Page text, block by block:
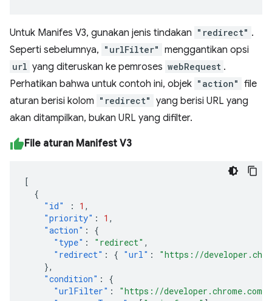
Untuk Manifes V3, gunakan jenis tindakan "redirect" .
Seperti sebelumnya, "urlFilter" menggantikan opsi
url yang diteruskan ke pemroses webRequest .
Perhatikan bahwa untuk contoh ini, objek "action" file
aturan berisi kolom "redirect" yang berisi URL yang
akan ditampilkan, bukan URL yang difilter.
File aturan Manifest V3
[
{
"id"
: 1 ,
"priority" : 1 ,
"action" :
{
"type" : "redirect" ,
"redirect" : { "url" :
"https://
},
"condition" :
{
"urlFilter" :
"https://developer.chrome.com/